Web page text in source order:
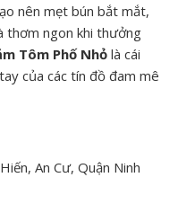
nên mẹt bún bắt mắt,
thơm ngon khi thưởng
Tôm Phố Nhỏlà cái
của các tín đồ đam mê
An Cư, Quận Ninh